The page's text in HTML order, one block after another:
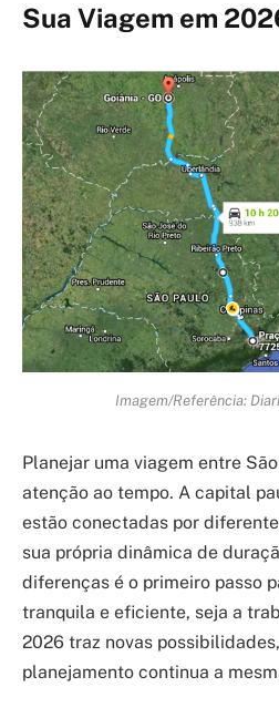
Sua Viagem em
Imagem/Referência:
Planejar uma viagem entre
atenção ao tempo. A capital
estão conectadas por
sua própria dinâmica de
diferenças é o primeiro passo
tranquila e eficiente, seja a
2026 traz novas
planejamento continua a